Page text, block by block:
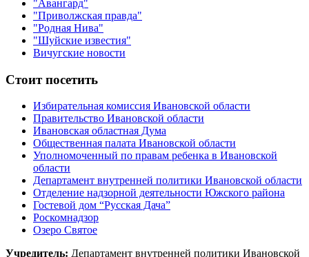
"Авангард"
"Приволжская правда"
"Родная Нива"
"Шуйские известия"
Вичугские новости
Стоит посетить
Избирательная комиссия Ивановской области
Правительство Ивановской области
Ивановская областная Дума
Общественная палата Ивановской области
Уполномоченный по правам ребенка в Ивановской
области
Департамент внутренней политики Ивановской области
Отделение надзорной деятельности Южского района
Гостевой дом “Русская Дача”
Роскомнадзор
Озеро Святое
Учредитель: Департамент внутренней политики Ивановской